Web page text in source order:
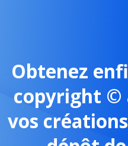
Obtenez
copyright ©
vos